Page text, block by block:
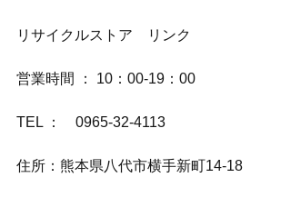
リサイクルストア　リンク
営業時間 ： 10：00-19：00
TEL ：　0965-32-4113
住所：熊本県八代市横手新町14-18